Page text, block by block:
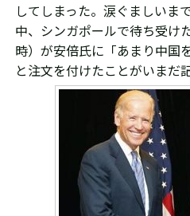
してしまった。涙ぐましいま
中、シンガポールで待ち受け
時）が安倍氏に「あまり中国
と 注文を付けたことがいまだ